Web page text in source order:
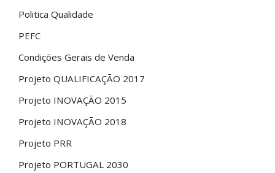
Politica Qualidade
PEFC
Condições Gerais de Venda
Projeto QUALIFICAÇÃO 2017
Projeto INOVAÇÃO 2015
Projeto INOVAÇÃO 2018
Projeto PRR
Projeto PORTUGAL 2030